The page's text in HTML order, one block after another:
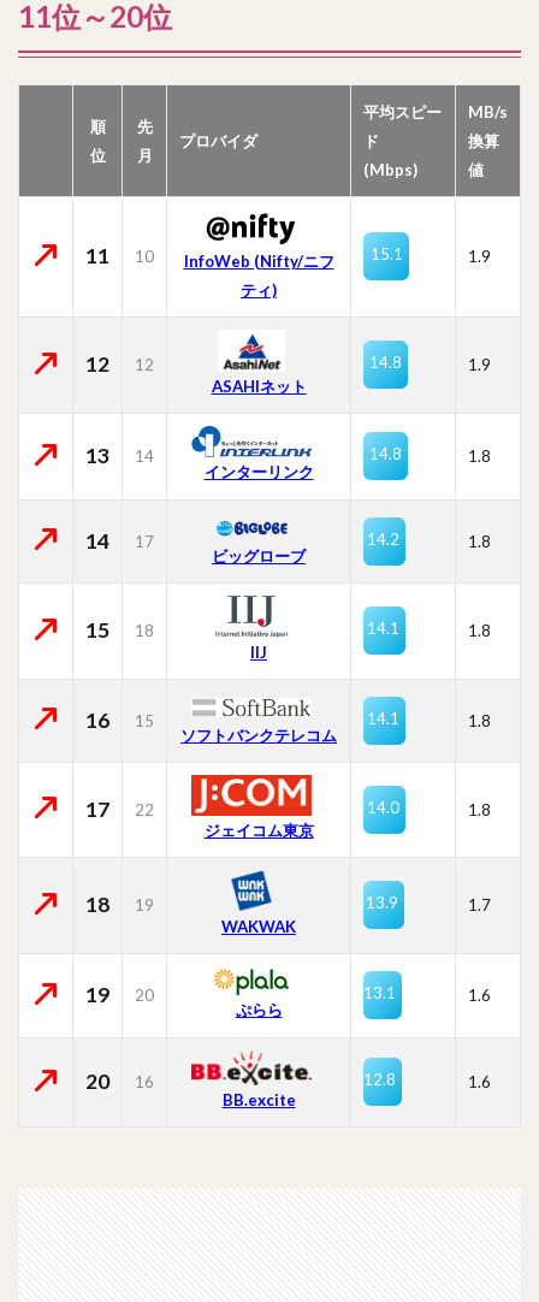
11位～20位
順
位
先
月
プロバイダ
平均スピー
ド
(Mbps)
MB/s
換算
値
11 10
InfoWeb (Nifty/ニフ
ティ)
15.1 1.9
12
12
ASAHIネット
14.8 1.9
13
14
インターリンク
14.8 1.8
14 17
ビッグローブ
14.2 1.8
15
18
IIJ
14.1 1.8
16 15
ソフトバンクテレコム
14.1 1.8
17
22
ジェイコム東京
14.0 1.8
18
19
WAKWAK
13.9 1.7
19 20
ぷらら
13.1 1.6
20
16
BB.excite
12.8 1.6